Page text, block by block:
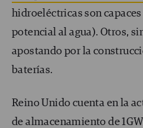
hidroeléctricas son
potencial al agua). Otros,
apostando por la
baterías.
Reino Unido cuenta en la
de almacenamiento de